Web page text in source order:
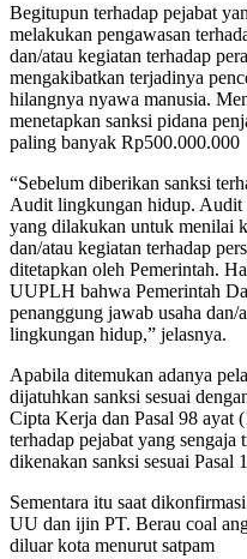
Begitupun terhadap pejabat
melakukan pengawasan
dan/atau kegiatan terhadap
mengakibatkan terjadinya
hilangnya nyawa manusia.
menetapkan sanksi pidana
paling banyak Rp500.000.000
“Sebelum diberikan sanksi
Audit lingkungan hidup. Audit
yang dilakukan untuk menilai
dan/atau kegiatan terhadap
ditetapkan oleh Pemerintah.
UUPLH bahwa Pemerintah
penanggung jawab usaha
lingkungan hidup,” jelasnya.
Apabila ditemukan adanya
dijatuhkan sanksi sesuai
Cipta Kerja dan Pasal 98 ayat
terhadap pejabat yang
dikenakan sanksi sesuai
Sementara itu saat
UU dan ijin PT. Berau coal
diluar kota menurut satpam